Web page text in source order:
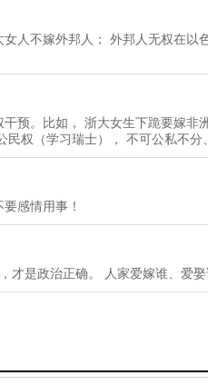
人不嫁外邦人； 外邦人无权在以
预。比如， 浙大女生下跪要嫁非
民权（学习瑞士）， 不可公私不分
感情用事！
才是政治正确。 人家爱嫁谁、爱